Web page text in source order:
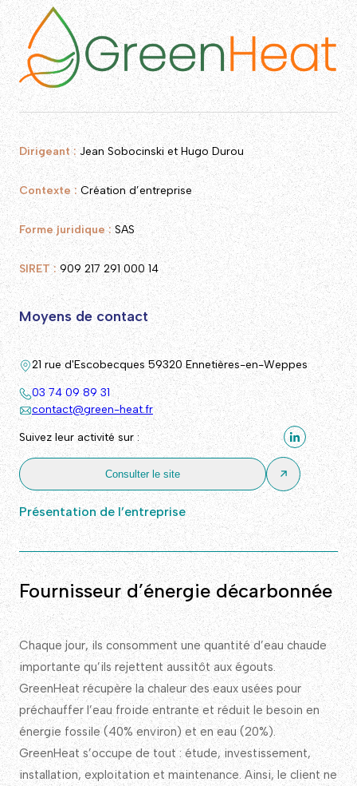
Dirigeant : Jean Sobocinski et Hugo Durou
Contexte :Création d’entreprise
Forme juridique :SAS
SIRET :909 217 291 000 14
Moyens de contact
21 rue d'Escobecques 59320 Ennetières-en-Weppes
03 74 09 89 31
contact@green-heat.fr
Suivez leur activité sur :
Consulter le site
Présentation de l’entreprise
Fournisseur d’énergie décarbonnée
Chaque jour, ils consomment une quantité d’eau chaude
importante qu’ils rejettent aussitôt aux égouts.
GreenHeat récupère la chaleur des eaux usées pour
préchauffer l’eau froide entrante et réduit le besoin en
énergie fossile (40% environ) et en eau (20%).
GreenHeat s’occupe de tout : étude, investissement,
installation, exploitation et maintenance. Ainsi, le client ne